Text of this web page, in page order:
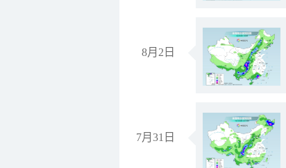
8月2日
7月31日